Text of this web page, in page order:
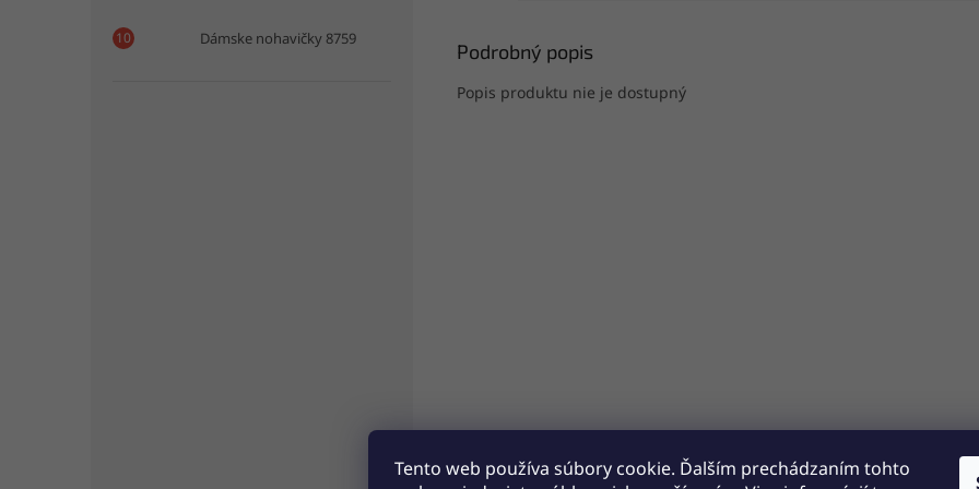
Tento web používa súbory cookie. Ďalším prechádzaním tohto
Dámske nohavičky 8759
Podrobný popis
Popis produktu nie je dostupný